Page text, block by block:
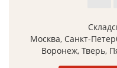
Москва, Санкт-
Воронеж, Тверь,